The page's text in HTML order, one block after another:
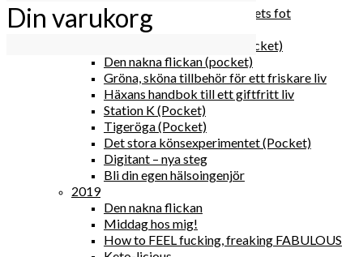
Den lilla vingården vid bergets fot
Happy me
Det lilla galleriet i solen (pocket)
Den nakna flickan (pocket)
Gröna, sköna tillbehör för ett friskare liv
Häxans handbok till ett giftfritt liv
Station K (Pocket)
Tigeröga (Pocket)
Det stora könsexperimentet (Pocket)
Digitant – nya steg
Bli din egen hälsoingenjör
2019
Den nakna flickan
Middag hos mig!
How to FEEL fucking, freaking FABULOUS
Din varukorg